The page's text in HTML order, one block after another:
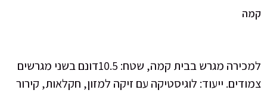
קמה
למכירה מגרש בבית קמה, שטח: 10.5דונם בשני מגרשים
צמודים. ייעוד: לוגיסטיקה עם זיקה למזון, חקלאות, קירור